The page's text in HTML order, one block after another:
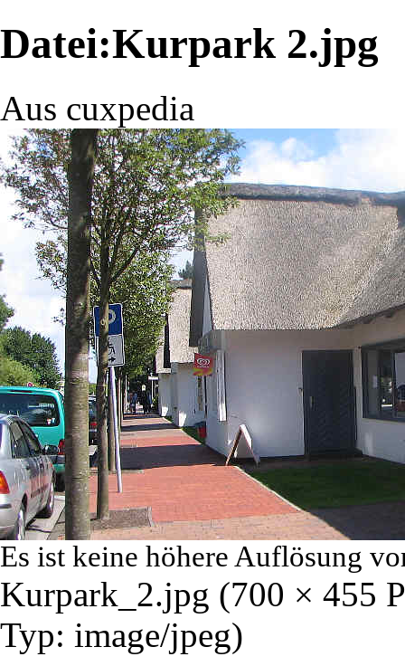
Datei:Kurpark 2.jpg
Aus cuxpedia
Es ist keine höhere Auflösung
Kurpark_2.jpg (700 × 455
Typ: image/jpeg)